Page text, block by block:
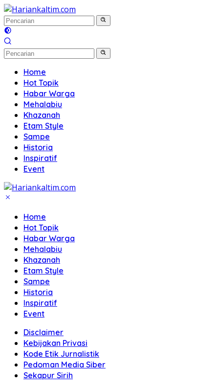
Langsung
ke
konten
Home
Hot Topik
Habar Warga
Mehalabiu
Khazanah
Etam Style
Sampe
Historia
Inspiratif
Event
Home
Hot Topik
Habar Warga
Mehalabiu
Khazanah
Etam Style
Sampe
Historia
Inspiratif
Event
Disclaimer
Kebijakan Privasi
Kode Etik Jurnalistik
Pedoman Media Siber
Sekapur Sirih